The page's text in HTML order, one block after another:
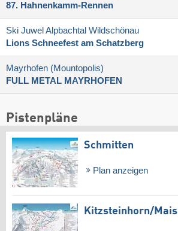
87. Hahnenkamm-Rennen
Ski Juwel Alpbachtal Wildschönau
Lions Schneefest am Schatzberg
Mayrhofen (Mountopolis)
FULL METAL MAYRHOFEN
Pistenpläne
Schmitten
Plan anzeigen
Kitzsteinhorn/​